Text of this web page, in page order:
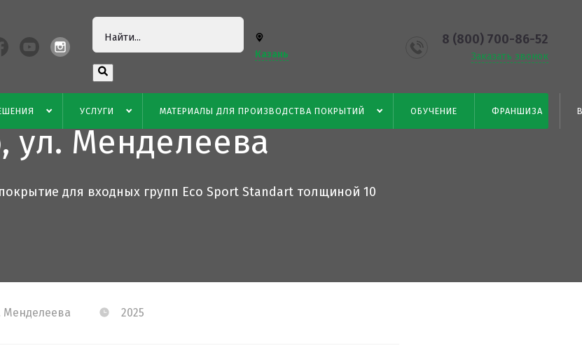
Казань
8 (800) 700-86-52
Заказать звонок
УСЛУГИ МАТЕРИАЛЫ ДЛЯ ПРОИЗВОДСТВА ПОКРЫТИЙ ОБУЧЕНИЕ ФРАНШИЗА
г. Казань, ул.
ул. Менделеева
для входных групп Eco Sport Standart толщиной 10
Менделеева 2025